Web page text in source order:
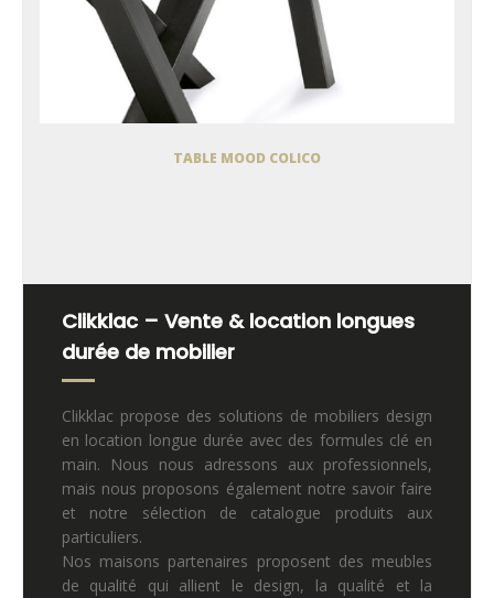
TABLE MOOD COLICO
Clikklac – Vente & location longues
durée de mobilier
Clikklac propose des solutions de mobiliers design
en location longue durée avec des formules clé en
main. Nous nous adressons aux professionnels,
mais nous proposons également notre savoir faire
et notre sélection de catalogue produits aux
particuliers.
Nos maisons partenaires proposent des meubles
de qualité qui allient le design, la qualité et la